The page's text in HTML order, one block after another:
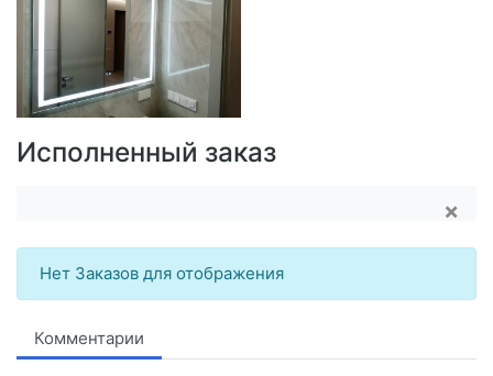
Исполненный заказ
×
Нет Заказов для отображения
Комментарии